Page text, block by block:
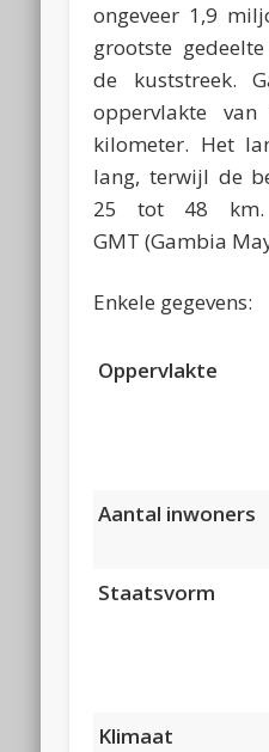
ongeveer 1,9
grootste
de kuststreek.
oppervlakte van
kilometer. Het
lang, terwijl de
25 tot 48
GMT (Gambia
Enkele gegevens:
Oppervlakte
Aantal inwoners
Staatsvorm
Klimaat